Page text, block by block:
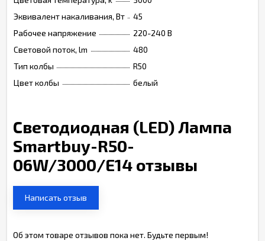
Эквивалент накаливания, Вт
45
Рабочее напряжение
220-240 В
Световой поток, lm
480
Тип колбы
R50
Цвет колбы
белый
Светодиодная (LED) Лампа
Smartbuy-R50-
06W/3000/E14 отзывы
Написать отзыв
Об этом товаре отзывов пока нет. Будьте первым!